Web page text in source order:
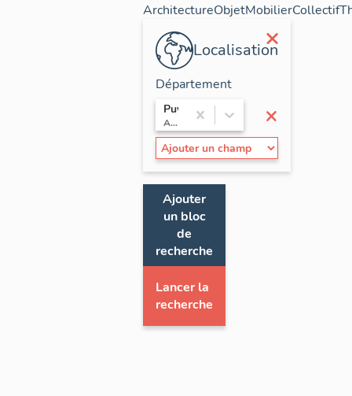
ArchitectureObjetMobilierCollectif
×
Localisation
×
Département
Puy-de-Dôme
Auvergne
Ajouter
un bloc
de
recherche
Lancer la
recherche